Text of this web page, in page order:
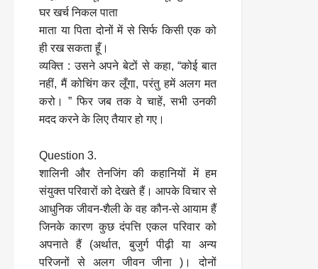
घर खर्च निकल पाता
माता या पिता दोनों में से सिर्फ किसी एक को
ही रख सकता हूँ।
व्यक्ति : उसने अपने बेटों से कहा, “कोई बात
नहीं, मैं कोचिंग कर लूँगा, परंतु हमें अलग मत
करो। ” फिर जब तक वे चाहें, सभी उनकी
मदद करने के लिए तैयार हो गए।
Question 3.
शालिनी और तेनजिंग की कहानियों में हम
संयुक्त परिवारों को देखते हैं। आपके विचार से
आधुनिक जीवन-शैली के वह कौन-से आयाम हैं
जिनके कारण कुछ दंपत्ति एकल परिवार को
अपनाते हैं (अर्थात, बुजुर्ग पीढ़ी या अन्य
परिजनों से अलग जीवन जीना )। दोनों